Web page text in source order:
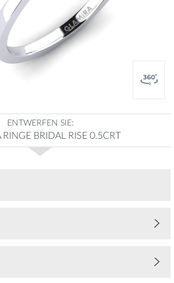
ENTWERFEN SIE:
RINGE BRIDAL RISE 0.5CRT